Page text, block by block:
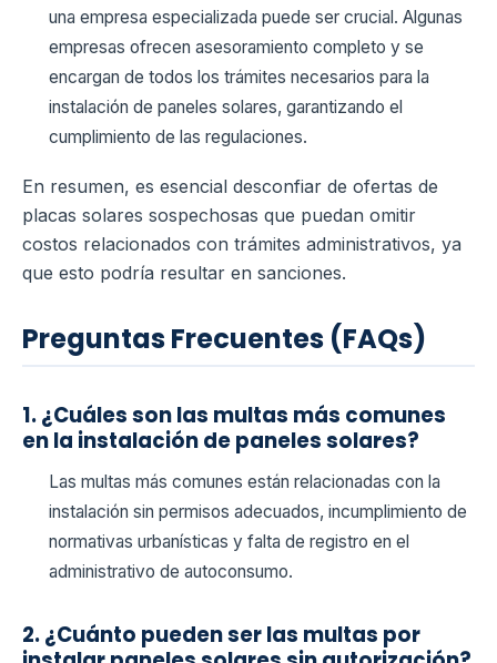
una empresa especializada puede ser crucial. Algunas
empresas ofrecen asesoramiento completo y se
encargan de todos los trámites necesarios para la
instalación de paneles solares, garantizando el
cumplimiento de las regulaciones.
En resumen, es esencial desconfiar de ofertas de
placas solares sospechosas que puedan omitir
costos relacionados con trámites administrativos, ya
que esto podría resultar en sanciones.
Preguntas Frecuentes (FAQs)
1. ¿Cuáles son las multas más comunes
en la instalación de paneles solares?
Las multas más comunes están relacionadas con la
instalación sin permisos adecuados, incumplimiento de
normativas urbanísticas y falta de registro en el
administrativo de autoconsumo.
2. ¿Cuánto pueden ser las multas por